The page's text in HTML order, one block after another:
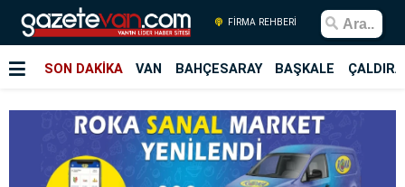
FİRMA REHBERİ
SON DAKİKA VAN BAHÇESARAY BAŞKALE